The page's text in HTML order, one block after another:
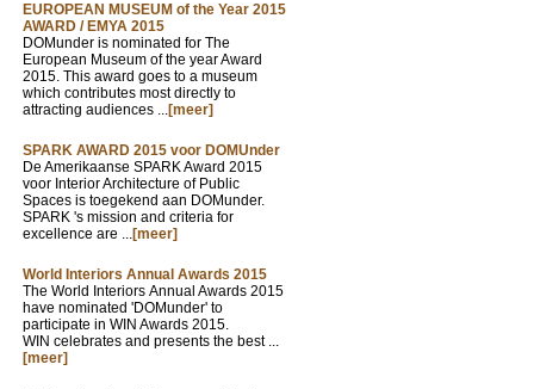
EUROPEAN MUSEUM of the Year 2015
AWARD / EMYA 2015
DOMunder is nominated for The
European Museum of the year Award
2015. This award goes to a museum
which contributes most directly to
attracting audiences ...[meer]
SPARK AWARD 2015 voor DOMUnder
De Amerikaanse SPARK Award 2015
voor Interior Architecture of Public
Spaces is toegekend aan DOMunder.
SPARK 's mission and criteria for
excellence are ...[meer]
World Interiors Annual Awards 2015
The World Interiors Annual Awards 2015
have nominated 'DOMunder' to
participate in WIN Awards 2015.
WIN celebrates and presents the best ...
[meer]